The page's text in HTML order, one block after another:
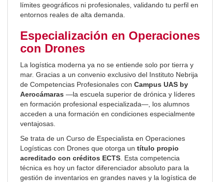
límites geográficos ni profesionales, validando tu perfil en
entornos reales de alta demanda.
Especialización en Operaciones
con Drones
La logística moderna ya no se entiende solo por tierra y
mar. Gracias a un convenio exclusivo del Instituto Nebrija
de Competencias Profesionales con Campus UAS by
Aerocámaras —la escuela superior de drónica y líderes
en formación profesional especializada—, los alumnos
acceden a una formación en condiciones especialmente
ventajosas.
Se trata de un Curso de Especialista en Operaciones
Logísticas con Drones que otorga un título propio
acreditado con créditos ECTS . Esta competencia
técnica es hoy un factor diferenciador absoluto para la
gestión de inventarios en grandes naves y la logística de